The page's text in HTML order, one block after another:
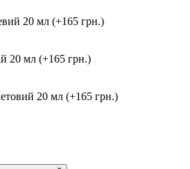
20 мл (+165 грн.)
20 мл (+165 грн.)
20 мл (+165 грн.)